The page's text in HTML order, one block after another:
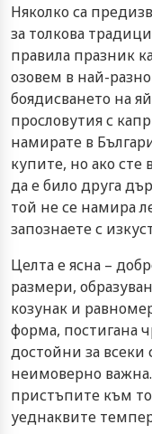
Няколко са
за толкова
правила празник
озовем в най-
боядисването на
прословутия с
намирате в
купите, но ако сте
да е било друга
той не се намира
запознаете с
Целта е ясна –
размери,
козунак и
форма, постигана
достойни за
неимоверно
пристъпите към
уеднаквите